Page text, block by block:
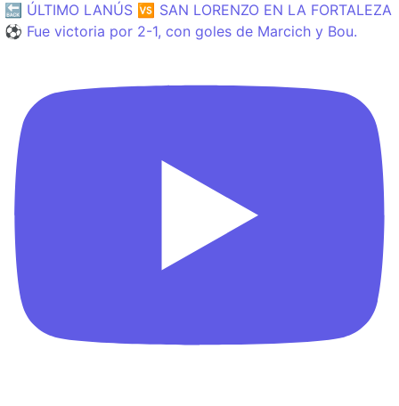
🔙 ÚLTIMO LANÚS 🆚 SAN LORENZO EN LA FORTALEZA
⚽️ Fue victoria por 2-1, con goles de Marcich y Bou.